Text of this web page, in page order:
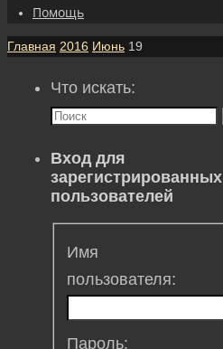
Помощь
Главная 2016 Июнь 19
Что искать:
Вход для
зарегистрированных
пользователей
Имя
пользователя:
Пароль: